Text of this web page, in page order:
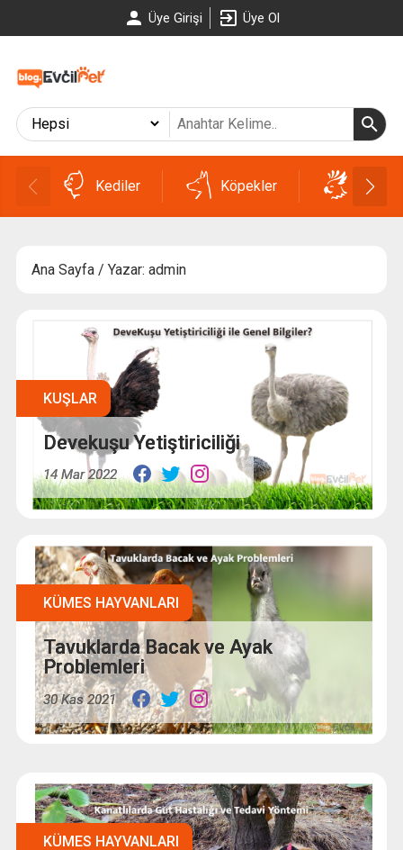
Üye Girişi Üye Ol
Kediler Köpekler Kuşlar
Ana Sayfa / Yazar: admin
KUŞLAR
Devekuşu Yetiştiriciliği
14 Mar 2022
KÜMES HAYVANLARI
Tavuklarda Bacak ve Ayak
Problemleri
30 Kas 2021
KÜMES HAYVANLARI